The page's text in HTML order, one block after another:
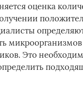
оценка
Это